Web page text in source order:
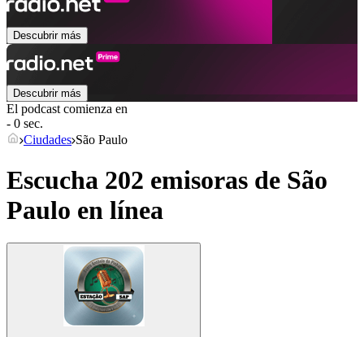
Descubrir más
Descubrir más
El podcast comienza en
- 0 sec.
Ciudades São Paulo
Escucha 202 emisoras de São
Paulo en línea